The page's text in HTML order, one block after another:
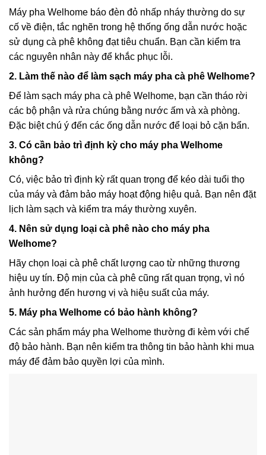
Máy pha Welhome báo đèn đỏ nhấp nháy thường do sự
cố về điện, tắc nghẽn trong hệ thống ống dẫn nước hoặc
sử dụng cà phê không đạt tiêu chuẩn. Bạn cần kiểm tra
các nguyên nhân này để khắc phục lỗi.
2. Làm thế nào để làm sạch máy pha cà phê Welhome?
Để làm sạch máy pha cà phê Welhome, bạn cần tháo rời
các bộ phận và rửa chúng bằng nước ấm và xà phòng.
Đặc biệt chú ý đến các ống dẫn nước để loại bỏ cặn bẩn.
3. Có cần bảo trì định kỳ cho máy pha Welhome
không?
Có, việc bảo trì định kỳ rất quan trọng để kéo dài tuổi thọ
của máy và đảm bảo máy hoạt động hiệu quả. Bạn nên đặt
lịch làm sạch và kiểm tra máy thường xuyên.
4. Nên sử dụng loại cà phê nào cho máy pha
Welhome?
Hãy chọn loại cà phê chất lượng cao từ những thương
hiệu uy tín. Độ mịn của cà phê cũng rất quan trọng, vì nó
ảnh hưởng đến hương vị và hiệu suất của máy.
5. Máy pha Welhome có bảo hành không?
Các sản phẩm máy pha Welhome thường đi kèm với chế
độ bảo hành. Bạn nên kiểm tra thông tin bảo hành khi mua
máy để đảm bảo quyền lợi của mình.